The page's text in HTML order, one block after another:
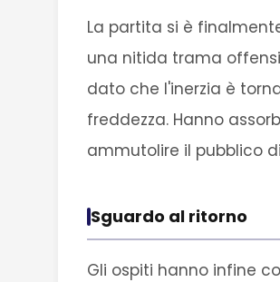
La partita si è
una nitida trama
dato che l'inerzia è
freddezza. Hanno
ammutolire il pubblico
Sguardo al ritorno
Gli ospiti hanno infine